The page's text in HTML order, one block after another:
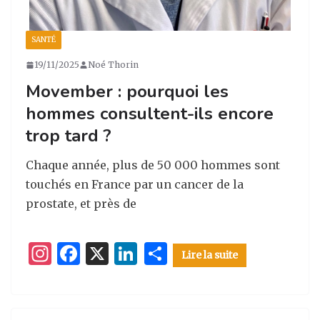
SANTÉ
19/11/2025 Noé Thorin
Movember : pourquoi les
hommes consultent-ils encore
trop tard ?
Chaque année, plus de 50 000 hommes sont
touchés en France par un cancer de la
prostate, et près de
I
F
X
Li
ar
Lire la suite